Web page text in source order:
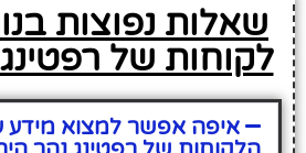
שאלות נפוצות
לקוחות של
איפה אפשר למצוא מידע